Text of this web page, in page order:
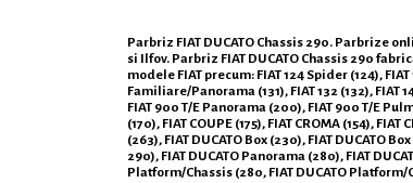
Parbriz FIAT DUCATO Chassis 290. Parbrize
si Ilfov. Parbriz FIAT DUCATO Chassis 290
modele FIAT precum: FIAT 124 Spider (124), FIAT
Familiare/Panorama (131), FIAT 132 (132), FIAT
FIAT 900 T/E Panorama (200), FIAT 900 T/E
(170), FIAT COUPE (175), FIAT CROMA (154),
(263), FIAT DUCATO Box (230), FIAT DUCATO
290), FIAT DUCATO Panorama (280), FIAT
Platform/Chassis (280, FIAT DUCATO Platform/